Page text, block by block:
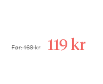
119 kr
Før 169 kr